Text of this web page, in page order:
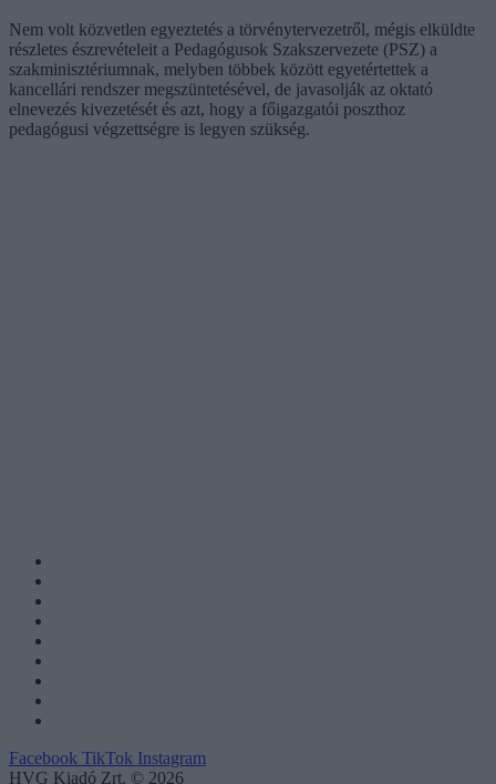
Nem volt közvetlen egyeztetés a törvénytervezetről, mégis elküldte
részletes észrevételeit a Pedagógusok Szakszervezete (PSZ) a
szakminisztériumnak, melyben többek között egyetértettek a
kancellári rendszer megszüntetésével, de javasolják az oktató
elnevezés kivezetését és azt, hogy a főigazgatói poszthoz
pedagógusi végzettségre is legyen szükség.
Facebook TikTok Instagram
HVG Kiadó Zrt. © 2026